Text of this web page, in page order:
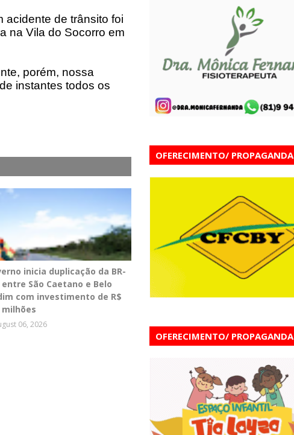
acidente de trânsito foi
na Vila do Socorro em
porém, nossa
instantes todos os
inicia duplicação da BR-
entre São Caetano e Belo
com investimento de R$
milhões
06, 2026
OFERECIMENTO/ PROPAGANDA
OFERECIMENTO/ PROPAGANDA